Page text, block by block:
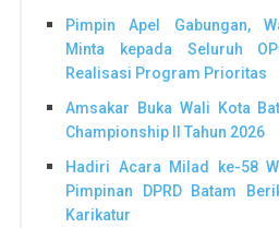
Pimpin Apel Gabungan,
Minta kepada Seluruh
Realisasi Program Prioritas
Amsakar Buka Wali Kota
Championship II Tahun 2026
Hadiri Acara Milad ke-58
Pimpinan DPRD Batam
Karikatur